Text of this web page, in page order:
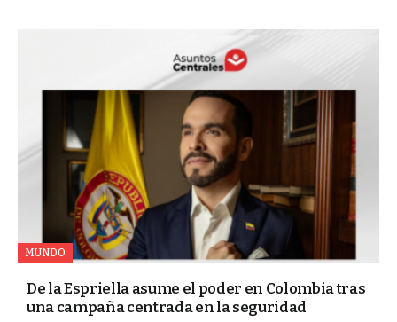
MUNDO
De la Espriella asume el poder en Colombia tras
una campaña centrada en la seguridad